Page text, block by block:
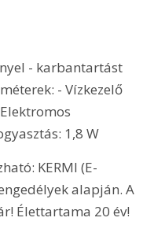
- Vízkezelő
1,8 W
KERMI (E-
alapján. A
Élettartama 20 év!